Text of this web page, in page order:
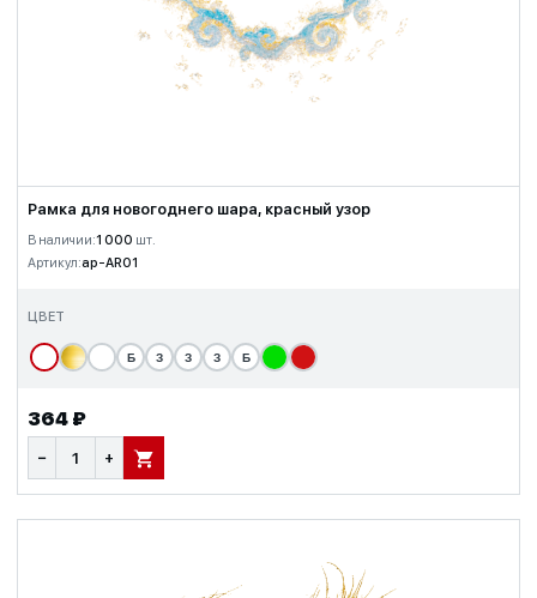
Рамка для новогоднего шара, красный узор
В наличии:1 000 шт.
Артикул:ap-AR01
ЦВЕТ
Б З З З Б
364 ₽
− + В КОРЗИНУ